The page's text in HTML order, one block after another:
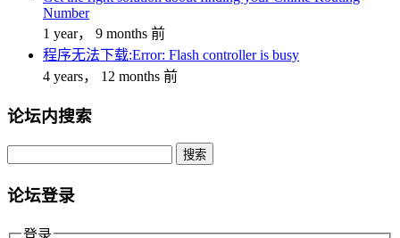
Number
1 year， 9 months 前
程序无法下载:Error: Flash controller is busy
4 years， 12 months 前
论坛内搜索
论坛登录
登录